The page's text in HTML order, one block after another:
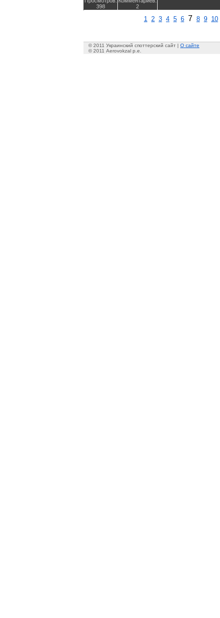
398
2
1 2 3 4 5 6 7 8 9 10
© 2011 Украинский споттерский сайт | О сайте
© 2011 Aerovokzal p.e.